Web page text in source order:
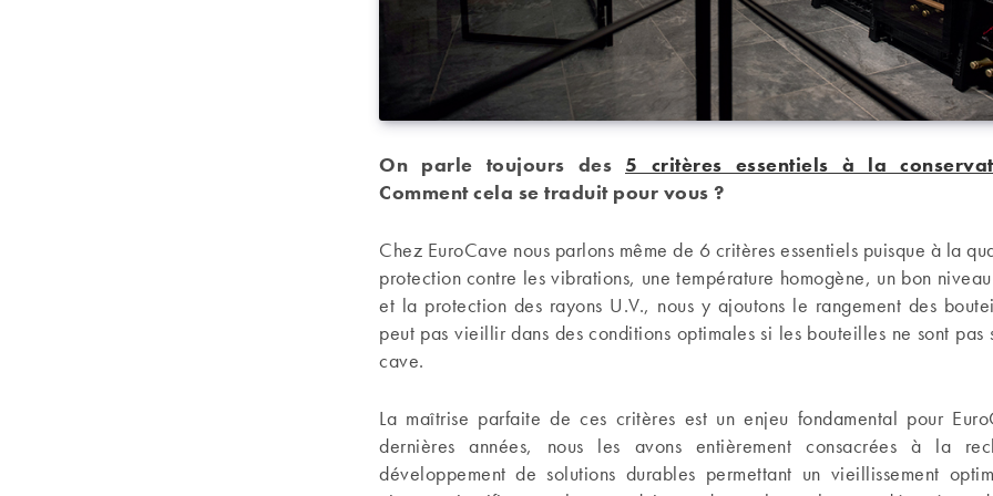
On parle toujours des 5 critères essentiels à la
Comment cela se traduit pour vous ?
Chez EuroCave nous parlons même de 6 critères essentiels puisque à la
protection contre les vibrations, une température homogène, un bon
et la protection des rayons U.V., nous y ajoutons le rangement des
peut pas vieillir dans des conditions optimales si les bouteilles ne sont pas
cave.
La maîtrise parfaite de ces critères est un enjeu fondamental pour
dernières années, nous les avons entièrement consacrées à la
développement de solutions durables permettant un vieillissement